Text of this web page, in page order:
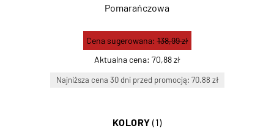
Pomarańczowa
Aktualna cena: 70,88 zł
Cena sugerowana:138,99 zł
Najniższa cena 30 dni przed promocją: 70.88 zł
KOLORY (1)